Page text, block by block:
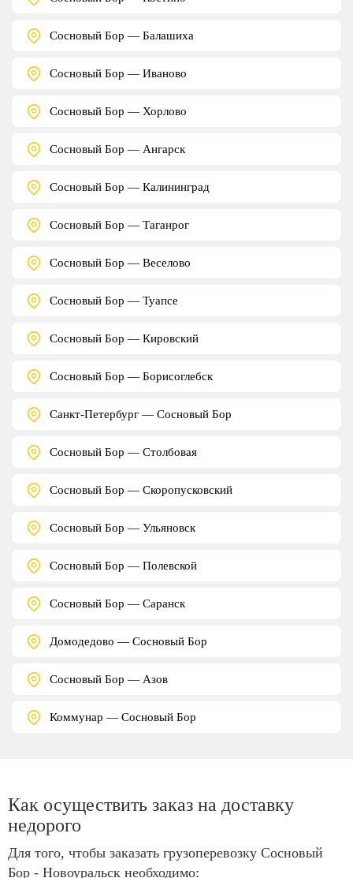
Сосновый Бор — Балашиха
Сосновый Бор — Иваново
Сосновый Бор — Хорлово
Сосновый Бор — Ангарск
Сосновый Бор — Калининград
Сосновый Бор — Таганрог
Сосновый Бор — Веселово
Сосновый Бор — Туапсе
Сосновый Бор — Кировский
Сосновый Бор — Борисоглебск
Санкт-Петербург — Сосновый Бор
Сосновый Бор — Столбовая
Сосновый Бор — Скоропусковский
Сосновый Бор — Ульяновск
Сосновый Бор — Полевской
Сосновый Бор — Саранск
Домодедово — Сосновый Бор
Сосновый Бор — Азов
Коммунар — Сосновый Бор
Как осуществить заказ на доставку
недорого
Для того, чтобы заказать грузоперевозку Сосновый
Бор - Новоуральск необходимо: